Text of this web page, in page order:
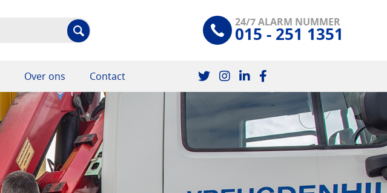
24/7 ALARM NUMMER
015 - 251 1351
Over ons Contact